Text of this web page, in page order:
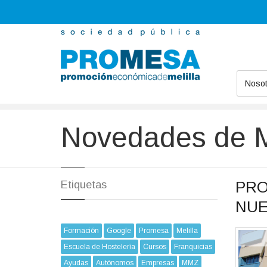
Novedades de
Etiquetas
Formación Google Promesa
Melilla
Escuela de Hostelería
Cursos
Franquicias
Ayudas
Autónomos Empresas
MMZ